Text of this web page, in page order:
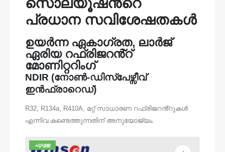
സൊല്യൂഷൻ്റെ
പ്രധാന സവിശേഷതകൾ
ഉയർന്ന ഏകാഗ്രത, ലാർജ്
ഏരിയ റഫ്രിജറൻ്റ്
മോണിറ്ററിംഗ്
NDIR (നോൺ-ഡിസ്‌പേഴ്സീവ്
ഇൻഫ്രാറെഡ്)
R32, R134a, R410A, മറ്റ് സാധാരണ റഫ്രിജറൻ്റുകൾ
എന്നിവ കണ്ടെത്തുന്നതിന് അനുയോജ്യം.
ചൂടുള്ള